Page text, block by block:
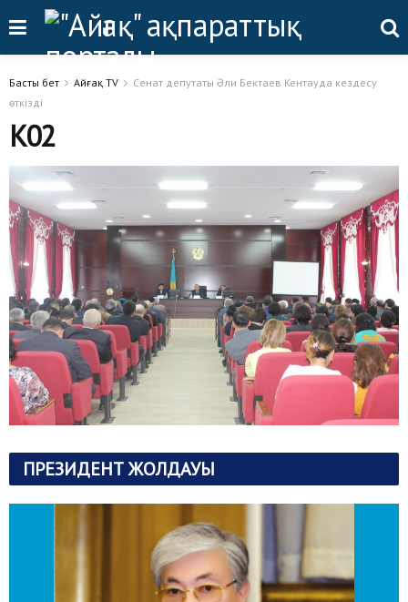
Басты бет Айғақ TV
Сенат депутаты Әли Бектаев Кентауда кездесу
өткізді
К02
ПРЕЗИДЕНТ ЖОЛДАУЫ